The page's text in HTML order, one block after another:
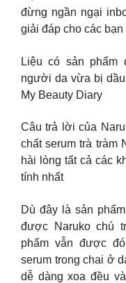
đừng ngần ngại
giải đáp cho các
Liệu có sản phẩm
người da vừa bị
My Beauty Diary
Câu trả lời của
chất serum trà tràm
hài lòng tất cả các
tính nhất
Dù đây là sản
được Naruko chú
phẩm vẫn được
serum trong chai ở
dễ dàng xoa đều